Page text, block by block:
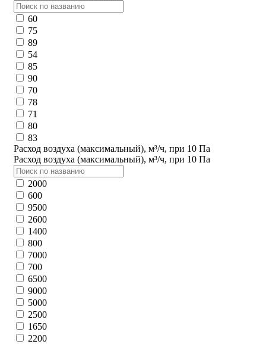
60
75
89
54
85
90
70
78
71
80
83
Расход воздуха (максимальный), м³/ч, при 10 Па
Расход воздуха (максимальный), м³/ч, при 10 Па
2000
600
9500
2600
1400
800
7000
700
6500
9000
5000
2500
1650
2200